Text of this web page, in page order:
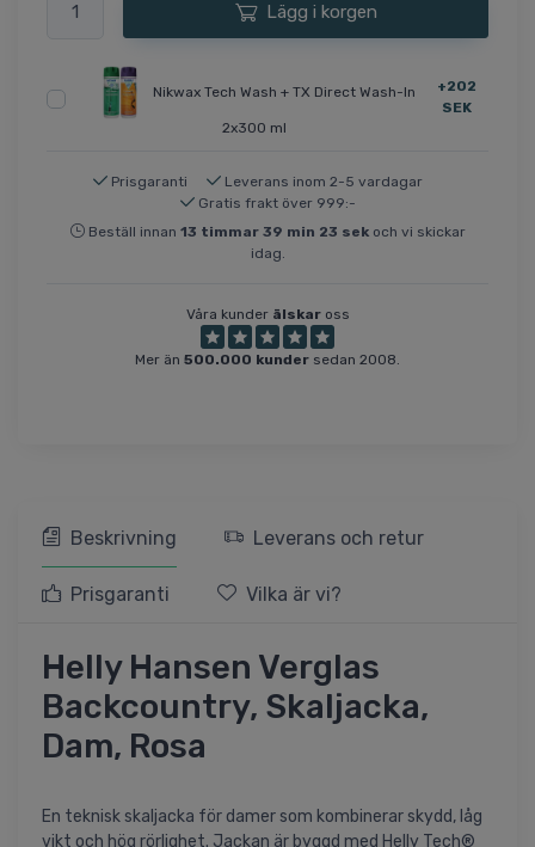
Lägg i korgen
Nikwax Tech Wash + TX Direct Wash-In
2x300 ml
+202
SEK
Prisgaranti
Leverans inom 2-5 vardagar
Gratis frakt över 999:-
Beställ innan 13 timmar 39 min 23 sekoch vi skickar
idag.
Våra kunder älskaross
Mer än 500.000 kunder sedan 2008.
Beskrivning Leverans och retur
Prisgaranti Vilka är vi?
Helly Hansen Verglas
Backcountry, Skaljacka,
Dam, Rosa
En teknisk skaljacka för damer som kombinerar skydd, låg
vikt och hög rörlighet. Jackan är byggd med Helly Tech®